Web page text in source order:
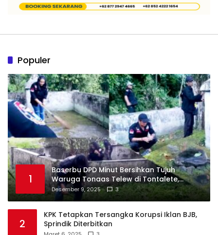
Populer
1
Baserbu DPD Minut Bersihkan Tujuh
Waruga Tonaas Telew di Tontalete,
Agenda Rutin Pelestarian Jejak Leluhur
Minahasa
Desember 9, 2025 3
2
KPK Tetapkan Tersangka Korupsi Iklan BJB,
Sprindik Diterbitkan